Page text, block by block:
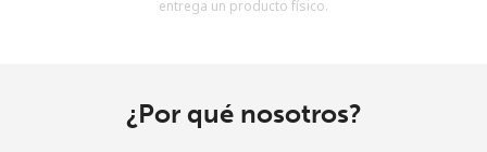
Al abrir una cuenta en este sitio web, estoy de acuerdo con
Únete
entrega un producto físico.
¿Por qué nosotros?